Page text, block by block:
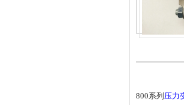
800系列 压力